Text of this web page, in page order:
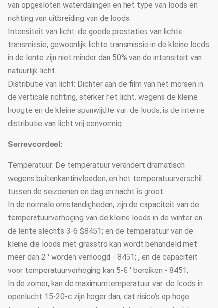
van opgesloten waterdalingen en het type van loods en
richting van uitbreiding van de loods.
Intensiteit van licht: de goede prestaties van lichte
transmissie, gewoonlijk lichte transmissie in de kleine loods
in de lente zijn niet minder dan 50% van de intensiteit van
natuurlijk licht.
Distributie van licht: Dichter aan de film van het morsen in
de verticale richting, sterker het licht. wegens de kleine
hoogte en de kleine spanwijdte van de loods, is de interne
distributie van licht vrij eenvormig.
Serrevoordeel:
Temperatuur: De temperatuur verandert dramatisch
wegens buitenkantinvloeden, en het temperatuurverschil
tussen de seizoenen en dag en nacht is groot.
In de normale omstandigheden, zijn de capaciteit van de
temperatuurverhoging van de kleine loods in de winter en
de lente slechts 3-6 $8451; en de temperatuur van de
kleine die loods met grasstro kan wordt behandeld met
meer dan 2 ' worden verhoogd - 8451; , en de capaciteit
voor temperatuurverhoging kan 5-8 ' bereiken - 8451;
In de zomer, kan de maximumtemperatuur van de loods in
openlucht 15-20-c zijn hoger dan, dat risico's op hoge